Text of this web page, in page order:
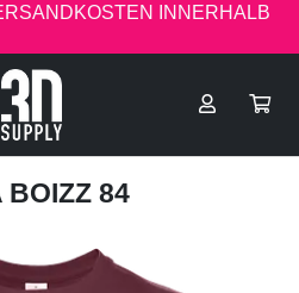
INNERHALB
BOIZZ 84